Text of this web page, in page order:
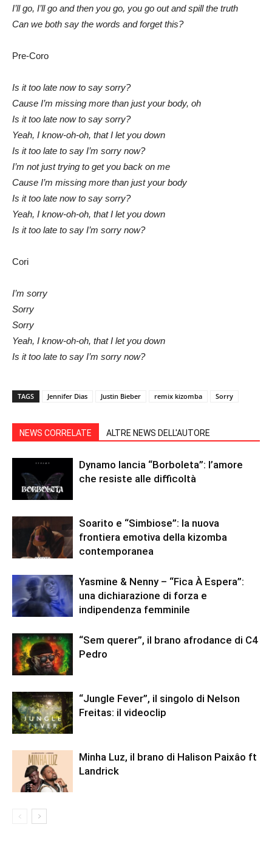
I’ll go, I’ll go and then you go, you go out and spill the truth
Can we both say the words and forget this?
Pre-Coro
Is it too late now to say sorry?
Cause I’m missing more than just your body, oh
Is it too late now to say sorry?
Yeah, I know-oh-oh, that I let you down
Is it too late to say I’m sorry now?
I’m not just trying to get you back on me
Cause I’m missing more than just your body
Is it too late now to say sorry?
Yeah, I know-oh-oh, that I let you down
Is it too late to say I’m sorry now?
Cori
I’m sorry
Sorry
Sorry
Yeah, I know-oh-oh, that I let you down
Is it too late to say I’m sorry now?
TAGS Jennifer Dias Justin Bieber remix kizomba Sorry
NEWS CORRELATE ALTRE NEWS DELL'AUTORE
Dynamo lancia “Borboleta”: l’amore
che resiste alle difficoltà
Soarito e “Simbiose”: la nuova
frontiera emotiva della kizomba
contemporanea
Yasmine & Nenny – “Fica À Espera”:
una dichiarazione di forza e
indipendenza femminile
“Sem querer”, il brano afrodance di C4
Pedro
“Jungle Fever”, il singolo di Nelson
Freitas: il videoclip
Minha Luz, il brano di Halison Paixâo ft
Landrick